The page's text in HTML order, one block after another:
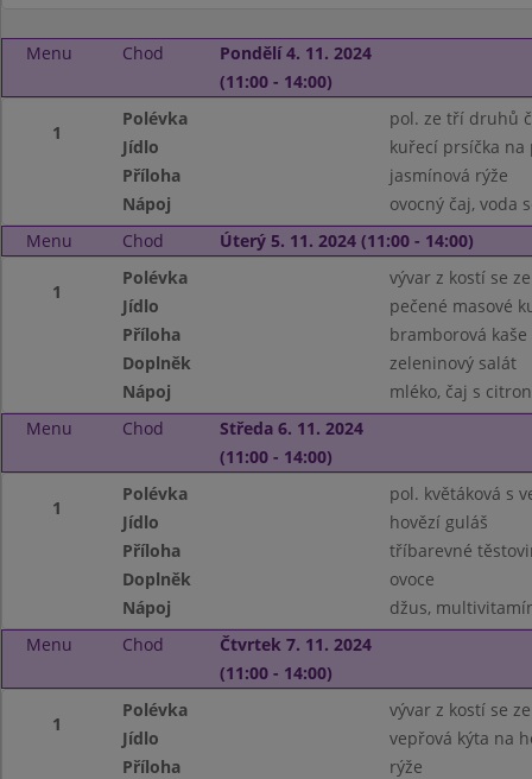
Menu Chod
Pondělí 4. 11. 2024
(11:00 - 14:00)
1
Polévka
pol. ze tří druhů
Jídlo
kuřecí prsíčka na
Příloha
jasmínová rýže
Nápoj
ovocný čaj, voda
Menu
Chod Úterý 5. 11. 2024 (11:00 - 14:00)
1
Polévka
vývar z kostí se
Jídlo
pečené masové
Příloha
bramborová
Doplněk
zeleninový salát
Nápoj
mléko, čaj s
Menu
Chod
Středa 6. 11. 2024
(11:00 - 14:00)
1
Polévka
pol. květáková s
Jídlo
hovězí guláš
Příloha
tříbarevné
Doplněk
ovoce
Nápoj
džus,
Menu
Chod
Čtvrtek 7. 11. 2024
(11:00 - 14:00)
1
Polévka
vývar z kostí se
Jídlo
vepřová kýta na
Příloha
rýže